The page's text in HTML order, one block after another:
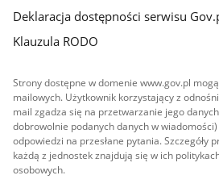
Deklaracja dostępności serwisu
Klauzula RODO
Strony dostępne w domenie www.gov.pl
mailowych. Użytkownik korzystający z
mail zgadza się na przetwarzanie jego
dobrowolnie podanych danych w wiadomości)
odpowiedzi na przesłane pytania. Szczegóły
każdą z jednostek znajdują się w ich
osobowych.